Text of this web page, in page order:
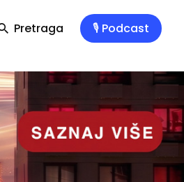
Pretraga 🎙️ Podcast